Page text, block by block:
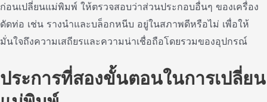
ก่อนเปลี่ยนแม่พิมพ์ ให้ตรวจสอบว่าส่วนประกอบอื่นๆ ของเครื่อง
ดัดท่อ เช่น รางนําและบล็อกหนีบ อยู่ในสภาพดีหรือไม่ เพื่อให้
มั่นใจถึงความเสถียรและความน่าเชื่อถือโดยรวมของอุปกรณ์
ประการที่สองขั้นตอนในการเปลี่ยน